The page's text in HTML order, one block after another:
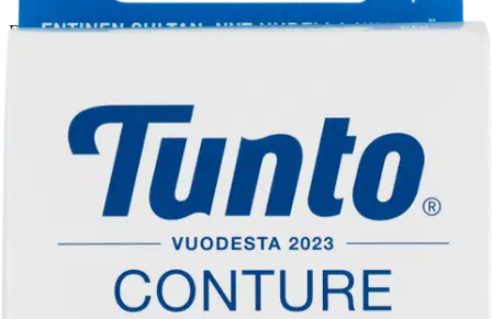
Etu ei koske Suuri‑lisäpalvelulla toimitettavia tuotteita.
Tarkista myymäläsaatavuus